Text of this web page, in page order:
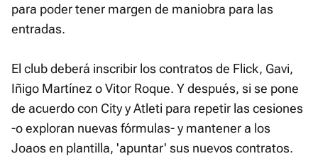
para poder tener margen de maniobra para las
entradas.
El club deberá inscribir los contratos de Flick, Gavi,
Iñigo Martínez o Vitor Roque. Y después, si se pone
de acuerdo con City y Atleti para repetir las cesiones
-o exploran nuevas fórmulas- y mantener a los
Joaos en plantilla, 'apuntar' sus nuevos contratos.